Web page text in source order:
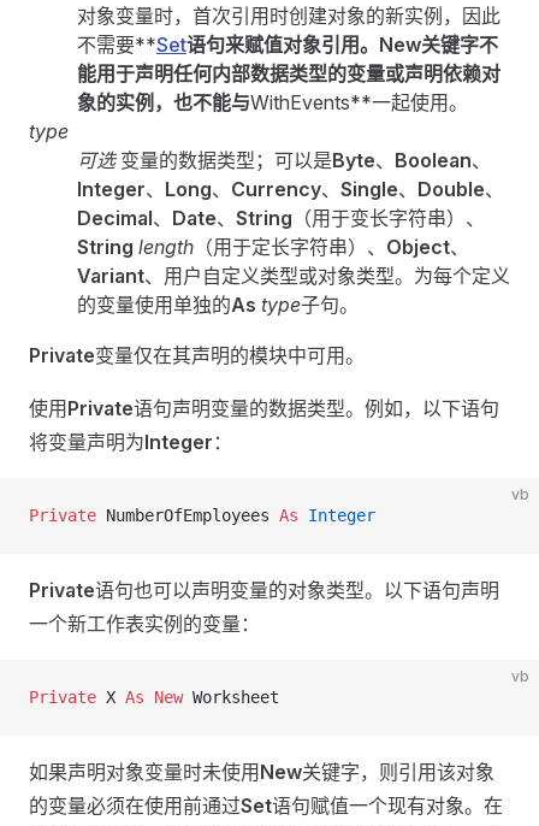
对象变量时，首次引用时创建对象的新实例，因此
不需要**Set语句来赋值对象引用。 New关键字不
能用于声明任何内部数据类型的变量或声明依赖对
象的实例，也不能与WithEvents**一起使用。
type
可选变量的数据类型；可以是Byte、 Boolean、
Integer、 Long、 Currency、 Single、 Double、
Decimal、 Date、 String （用于变长字符串）、
String length （用于定长字符串）、 Object、
Variant、用户自定义类型或对象类型。为每个定义
的变量使用单独的As type子句。
Private变量仅在其声明的模块中可用。
使用 Private语句声明变量的数据类型。例如，以下语句
将变量声明为Integer ：
vb
Private NumberOfEmployees As Integer
Private语句也可以声明变量的对象类型。以下语句声明
一个新工作表实例的变量：
vb
Private X As New Worksheet
如果声明对象变量时未使用 New关键字，则引用该对象
的变量必须在使用前通过Set语句赋值一个现有对象。在